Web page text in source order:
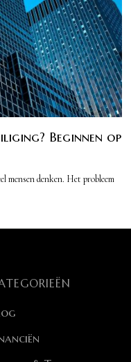
Beginnen op
denken. Het probleem